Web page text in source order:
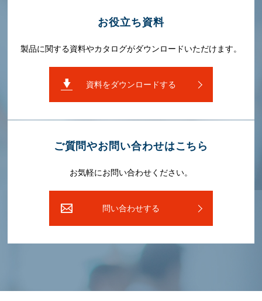
お役⽴ち資料
製品に関する資料やカタログがダウンロードいただけます。
資料をダウンロードする
ご質問やお問い合わせはこちら
お気軽にお問い合わせください。
問い合わせする